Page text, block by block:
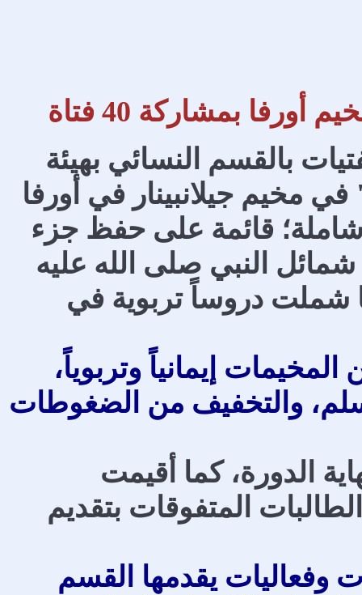
الفتيات بالقسم النسائي بهيئة
مخيم جيلانبينار في أورفا
شاملة؛ قائمة على حفظ جزء
النبي صلى الله عليه
شملت دروساً تربوية في
إيمانياً وتربوياً،
وسلم، والتخفيف من الضغوطات
في نهاية الدورة، كما أقيمت
المتفوقات بتقديم
وفعاليات يقدمها القسم